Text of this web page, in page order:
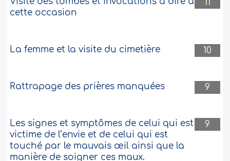
11
cette occasion
10
La femme et la visite du cimetière
9
Rattrapage des prières manquées
9
Les signes et symptômes de celui qui est
victime de l’envie et de celui qui est
touché par le mauvais œil ainsi que la
manière de soigner ces maux.